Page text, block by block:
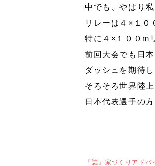
中でも、やはり
リレーは４×１０
特に４×１００m
前回大会でも日
ダッシュを期待
そろそろ世界陸
日本代表選手の
『誌』家づくりアドバ